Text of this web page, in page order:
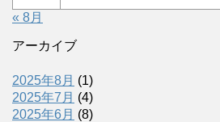
« 8月
アーカイブ
2025年8月 (1)
2025年7月 (4)
2025年6月 (8)